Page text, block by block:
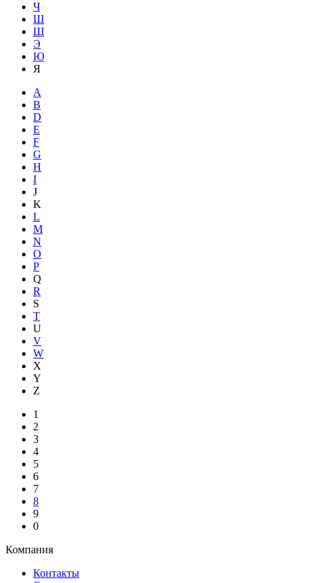
Ч
Ш
Щ
Э
Ю
Я
A
B
D
E
F
G
H
I
J
K
L
M
N
O
P
Q
R
S
T
U
V
W
X
Y
Z
1
2
3
4
5
6
7
8
9
0
Компания
Контакты